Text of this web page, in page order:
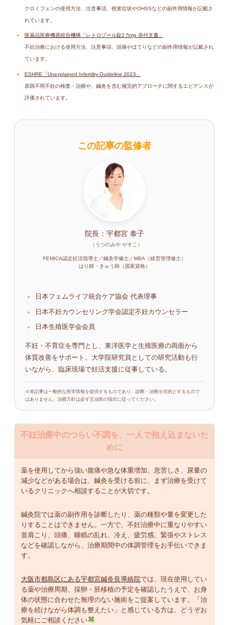
クロミフェンの使用方法、注意事項、視覚症状やOHSSなどの副作用情報が記載さ
れています。
医薬品医療機器総合機構「レトロゾール錠2.5mg 添付文書」
不妊治療における使用方法、注意事項、頭痛やほてりなどの副作用情報が記載され
ています。
ESHRE「Unexplained Infertility Guideline 2023」
原因不明不妊の検査・治療や、鍼灸を含む補完的アプローチに関するエビデンスが
評価されています。
この記事の監修者
院長：宇都宮 泰子
（うつのみや やすこ）
FEMICA認定妊活指導士／鍼灸学修士／MBA（経営管理修士）
はり師・きゅう師（国家資格）
日本フェムライフ統合ケア協会 代表理事
日本不妊カウンセリング学会認定不妊カウンセラー
日本生殖医学会会員
不妊・不育症を専門とし、東洋医学と生殖医療の両面から
体質改善をサポート。大学院研究員としての研究活動も行
いながら、臨床現場で妊活支援に従事している。
※本記事は一般的な医学情報を提供するものであり、診断・治療を目的とするもので
はありません。治療方針は必ず主治医の指示に従ってください。
不妊治療中のつらい不調を、一人で抱え込まないた
めに
薬を使用してから強い腹痛や急な体重増加、息苦しさ、尿量の
減少などがある場合は、鍼灸を受ける前に、まず治療を受けて
いるクリニックへ相談することが大切です。
鍼灸院では薬の副作用を診断したり、薬の種類や量を変更した
りすることはできません。一方で、不妊治療中に重なりやすい
首肩こり、頭痛、睡眠の乱れ、冷え、疲労感、緊張やストレス
などを確認しながら、治療期間中の体調管理をお手伝いできま
す。
大阪市都島区にある宇都宮鍼灸良導絡院では、現在使用してい
る薬や治療周期、採卵・胚移植の予定を確認したうえで、お身
体の状態に合わせた無理のない施術をご提案しています。「治
療を続けながら体調も整えたい」と感じている方は、どうぞお
気軽にご相談ください